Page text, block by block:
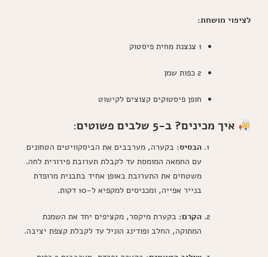
לציפוי מושחת:
1 צנצנת מחית פיסטוק
2 כפות שמן
חופן פיסטוקים קצוצים לקישוט
איך מכינים? ב-5 שלבים פשוטים:
הבסיס: בקערה, מערבבים את הביסקוויטים הטחונים
עם החמאה המומסת עד לקבלת תערובת פירורית לחה.
משטחים את התערובת באופן אחיד בתבנית מרופדת
בנייר אפייה, ומכניסים למקפיא ל-10 דקות.
הקרם: בקערת מיקסר, מקציפים יחד את השמנת
המתוקה, החלב ופודינג הוניל עד לקבלת קצפת יציבה.